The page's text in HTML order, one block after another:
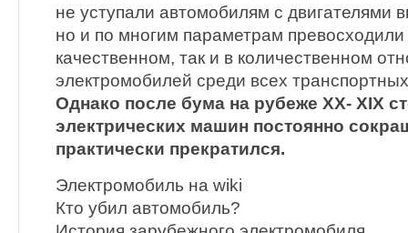
не уступали автомобилям с двигателями
но и по многим параметрам
качественном, так и в количественном
электромобилей среди всех
Однако после бума на рубеже XX- XIX
электрических машин постоянно
практически прекратился.
Электромобиль на wiki
Кто убил автомобиль?